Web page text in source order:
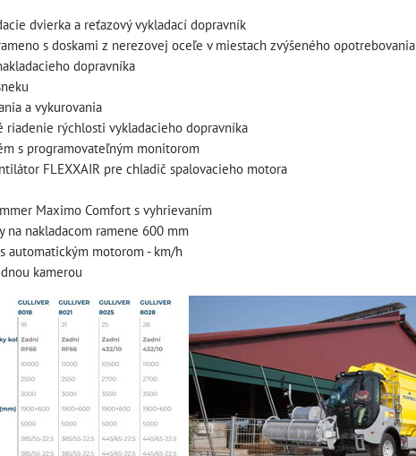
dvierka a reťazový vykladací dopravník
s doskami z nerezovej oceľe v miestach zvýšeného opotrebovania
dopravníka
a vykurovania
riadenie rýchlosti vykladacieho dopravníka
s programovateľným monitorom
FLEXXAIR pre chladič spalovacieho motora
Maximo Comfort s vyhrievaním
na nakladacom ramene 600 mm
automatickým motorom - km/h
kamerou